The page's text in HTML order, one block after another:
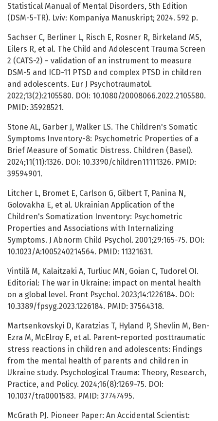
Statistical Manual of Mental Disorders, 5th Edition
(DSM-5-TR). Lviv: Kompaniya Manuskript; 2024. 592 p.
Sachser C, Berliner L, Risch E, Rosner R, Birkeland MS,
Eilers R, et al. The Child and Adolescent Trauma Screen
2 (CATS-2) – validation of an instrument to measure
DSM-5 and ICD-11 PTSD and complex PTSD in children
and adolescents. Eur J Psychotraumatol.
2022;13(2):2105580. DOI: 10.1080/20008066.2022.2105580.
PMID: 35928521.
Stone AL, Garber J, Walker LS. The Children's Somatic
Symptoms Inventory-8: Psychometric Properties of a
Brief Measure of Somatic Distress. Children (Basel).
2024;11(11):1326. DOI: 10.3390/children11111326. PMID:
39594901.
Litcher L, Bromet E, Carlson G, Gilbert T, Panina N,
Golovakha E, et al. Ukrainian Application of the
Children's Somatization Inventory: Psychometric
Properties and Associations with Internalizing
Symptoms. J Abnorm Child Psychol. 2001;29:165-75. DOI:
10.1023/A:1005240214564. PMID: 11321631.
Vintilă M, Kalaitzaki A, Turliuc MN, Goian C, Tudorel OI.
Editorial: The war in Ukraine: impact on mental health
on a global level. Front Psychol. 2023;14:1226184. DOI:
10.3389/fpsyg.2023.1226184. PMID: 37564318.
Martsenkovskyi D, Karatzias T, Hyland P, Shevlin M, Ben-
Ezra M, McElroy E, et al. Parent-reported posttraumatic
stress reactions in children and adolescents: Findings
from the mental health of parents and children in
Ukraine study. Psychological Trauma: Theory, Research,
Practice, and Policy. 2024;16(8):1269-75. DOI:
10.1037/tra0001583. PMID: 37747495.
McGrath PJ. Pioneer Paper: An Accidental Scientist: